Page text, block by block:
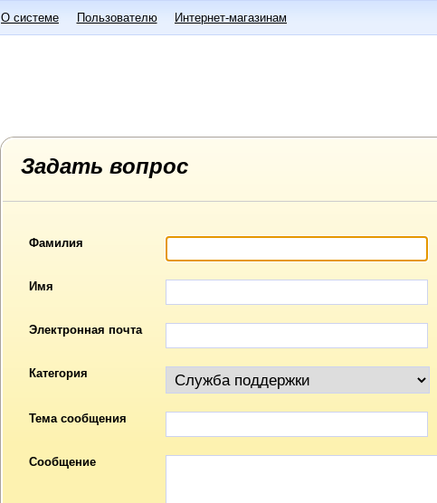
О системе Пользователю Интернет-магазинам
Задать вопрос
Фамилия
Имя
Электронная почта
Категория
Тема сообщения
Сообщение